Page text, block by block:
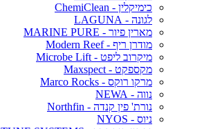
כימיקלין - ChemiClean
לגונה - LAGUNA
מארין פיור - MARINE PURE
מודרן ריף - Modern Reef
מיקרוב ליפט - Microbe Lift
מקספקט - Maxspect
מרקו רוקס - Marco Rocks
נווה - NEWA
נורת' פין קנדה - Northfin
ניוס - NYOS